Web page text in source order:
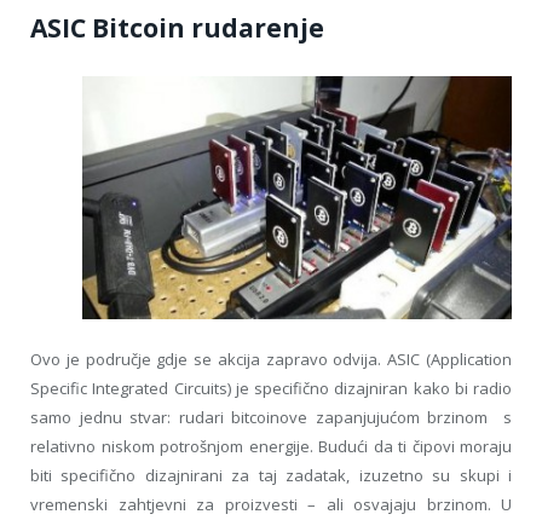
ASIC Bitcoin rudarenje
Ovo je područje gdje se akcija zapravo odvija. ASIC (Application
Specific Integrated Circuits) je specifično dizajniran kako bi radio
samo jednu stvar: rudari bitcoinove zapanjujućom brzinom s
relativno niskom potrošnjom energije. Budući da ti čipovi moraju
biti specifično dizajnirani za taj zadatak, izuzetno su skupi i
vremenski zahtjevni za proizvesti – ali osvajaju brzinom. U